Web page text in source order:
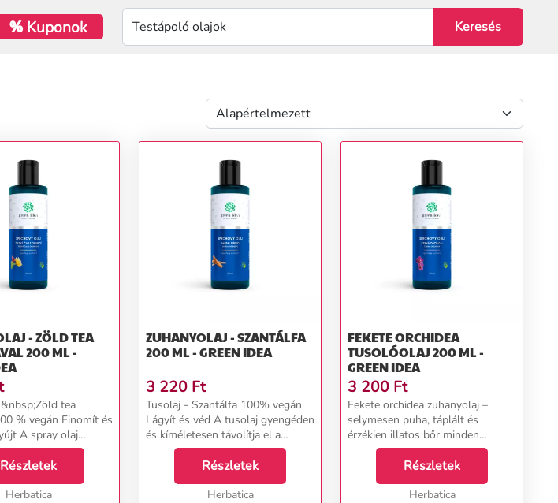
%Kuponok
- ZÖLD TEA
200 ML -
tea
olaj
és kíméletesen
szennyeződéseket a
hogy kiszárítaná
Részletek
Herbatica
ZUHANYOLAJ - SZANTÁLFA
200 ML - GREEN IDEA
3 220 Ft
Tusolaj - Szantálfa 100% vegán
Lágyít és véd A tusolaj gyengéden
és kíméletesen távolítja el a
szennyeződéseket a bőrről
anélkül, hogy kiszárítaná azt, ezért
érzékeny, száraz és irritált bőrr...
Részletek
Herbatica
FEKETE ORCHIDEA
TUSOLÓOLAJ 200 ML -
GREEN IDEA
3 200 Ft
Fekete orchidea zuhanyolaj –
selymesen puha, táplált és
érzékien illatos bőr minden
zuhanyzás után A Fekete orchidea
zuhanyolaj luxus alternatívát kínál
a hagyományos tusfürdőkkel
szemben. Úgy lett m...
Részletek
Herbatica